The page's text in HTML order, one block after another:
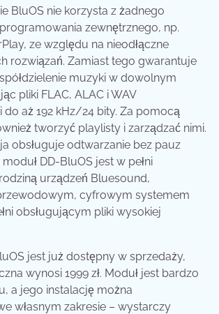
BluOS nie korzysta z żadnego
zewnętrznego, np.
ze względu na nieodłączne
rozwiązań. Zamiast tego gwarantuje
muzyki w dowolnym
pliki FLAC, ALAC i WAV
aż 192 kHz/24 bity. Za pomocą
tworzyć playlisty i zarządzać nimi.
obsługuje odtwarzanie bez pauz
DD-BluOS jest w pełni
urządzeń Bluesound,
cyfrowym systemem
obsługującym pliki wysokiej
jest już dostępny w sprzedaży,
wynosi 1999 zł. Moduł jest bardzo
a jego instalację można
własnym zakresie – wystarczy